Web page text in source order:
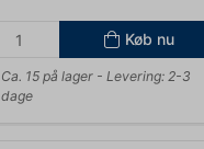
Køb nu
Ca. 15 på lager - Levering: 2-3
dage